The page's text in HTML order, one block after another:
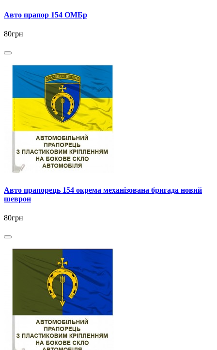
Авто прапор 154 ОМБр
80грн
Авто прапорець 154 окрема механізована бригада новий
шеврон
80грн